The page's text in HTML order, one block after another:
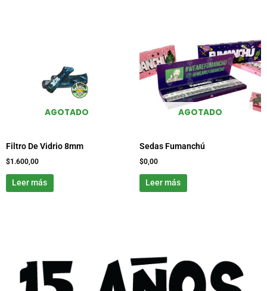
AGOTADO
Filtro De Vidrio 8mm
$1.600,00
Leer más
AGOTADO
Sedas Fumanchú
$0,00
Leer más